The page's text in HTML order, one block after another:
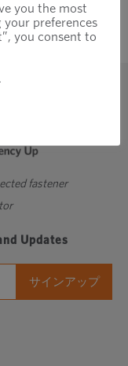
fastener
Updates
you the most
your preferences
you consent to
.